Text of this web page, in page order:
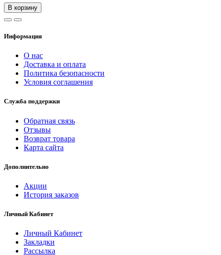
В корзину
Информация
О нас
Доставка и оплата
Политика безопасности
Условия соглашения
Служба поддержки
Обратная связь
Отзывы
Возврат товара
Карта сайта
Дополнительно
Акции
История заказов
Личный Кабинет
Личный Кабинет
Закладки
Рассылка